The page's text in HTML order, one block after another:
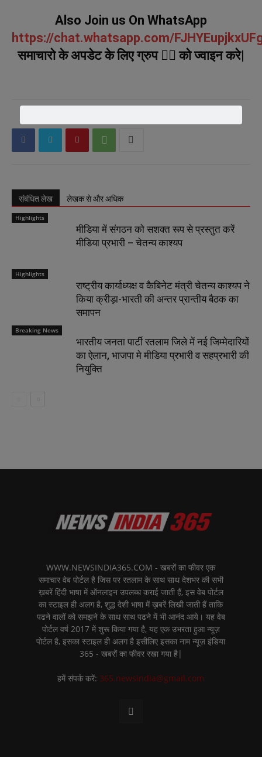
Also Join us On WhatsApp
https://chat.whatsapp.com/
समाचारो के अपडेट के लिए ग्रुप ☝🏻 को ज्वाइन करे|
संबंधित लेख लेखक से और अधिक
Highlights
मीडिया में संगठन को सशक्त रूप से प्रस्तुत करें
मीडिया प्रभारी – चेतन्य काश्यप
Highlights
राष्ट्रीय कार्याध्यक्ष व कैबिनेट मंत्री चेतन्य काश्यप ने
किया क्रीड़ा-भारती की अन्तर प्रान्तीय बैठक का
समापन
Breaking News
भारतीय जनता पार्टी रतलाम जिले में नई जिम्मेदारियों
का ऐलान, भाजपा मे मीडिया प्रभारी व सहप्रभारी की
नियुक्ति
WWW.NEWSINDIA365.COM - खबरों का फीवर एक
समाचार वेब पोर्टल है जिस पर रतलाम के साथ साथ देशभर की सभी
ख़बरें हिंदी भाषा में ऑनलाइन उपलब्ध कराई जाती हैं, इस वेब पोर्टल
का स्टाइल ही अलग है, शुद्ध देशी भाषा में ख़बरें लिखी जाती हैं ताकि
पढने वालों को समझने के साथ साथ पढने में भी आनंद आये। यह वेब
पोर्टल वर्ष 2017 में शुरू किया गया है, यह एक उभरता हुआ न्यूज़
पोर्टल है, इसका स्टाइल ही अलग है इसीलिए इसका नाम न्यूज़ इंडिया
365 - खबरों का फीवर रखा गया है|
हमें संपर्क करें: 365.newsindia@gmail.com